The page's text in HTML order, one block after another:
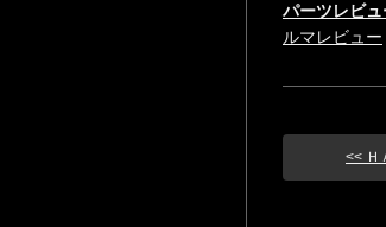
パーツレビ
ルマレビュー
<< Ｈ